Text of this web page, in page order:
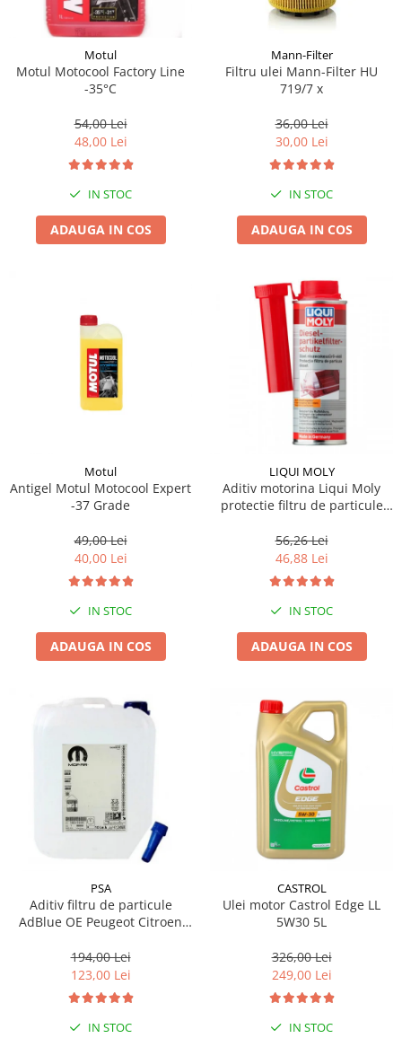
Motul
Motul Motocool Factory Line
-35°C
54,00 Lei
48,00 Lei
IN STOC
ADAUGA IN COS
Mann-Filter
Filtru ulei Mann-Filter HU
719/7 x
36,00 Lei
30,00 Lei
IN STOC
ADAUGA IN COS
Motul
Antigel Motul Motocool Expert
-37 Grade
49,00 Lei
40,00 Lei
IN STOC
ADAUGA IN COS
LIQUI MOLY
Aditiv motorina Liqui Moly
protectie filtru de particule
56,26 Lei
46,88 Lei
IN STOC
ADAUGA IN COS
PSA
Aditiv filtru de particule
AdBlue OE Peugeot Citroen
194,00 Lei
123,00 Lei
IN STOC
CASTROL
Ulei motor Castrol Edge LL
5W30 5L
326,00 Lei
249,00 Lei
IN STOC